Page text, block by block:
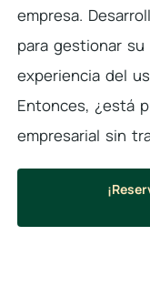
empresa.
para gestionar
experiencia del
Entonces, ¿está
empresarial sin